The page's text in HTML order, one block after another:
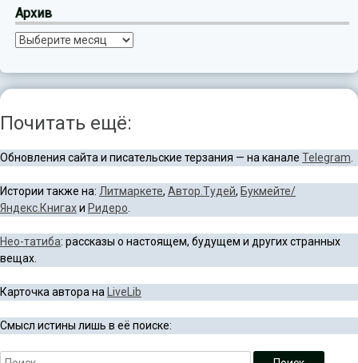
Архив
Архив
Почитать ещё:
Обновления сайта и писательские терзания — на канале Telegram
Истории также на: Литмаркете, Автор.Тудей, Букмейте/
Яндекс.Книгахи Ридеро
Нео-татиба: рассказы о настоящем, будущем и других странных
вещах.
Карточка автора на LiveLib
Смысл истины лишь в её поиске: